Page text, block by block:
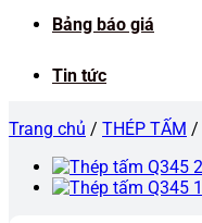
Bảng báo giá
Tin tức
Trang chủ / THÉP TẤM /